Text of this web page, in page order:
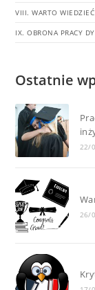
VIII. WARTO WIEDZIEĆ
IX. OBRONA PRACY
Ostatnie
22/
26/